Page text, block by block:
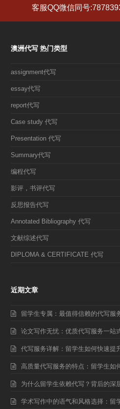
客服QQ微信同号
澳洲代写 热门类型
assignment代写
essay代写
report代写
Case study 代写
Presentation 代写
Summary代写
编程代写
影评，书评代写
反思报告代写
Annotated Bibliography 代写
文献综述代写
DIPLOMA & CERTIFICATE 代写
近期文章
留学生专属：最值得信赖的代写服
论文写作无忧：优质代写服务一站
代写服务详解：留学生如何快速提
高质量代写服务的特点：留学生如
为什么留学生依赖代写？背后的深
学术写作中的语气和风格选择：留